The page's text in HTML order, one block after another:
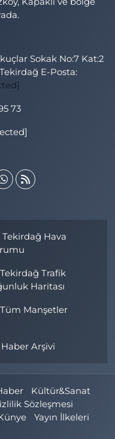
Sokak No:7 Kat:2
E-Posta:
73
Tekirdağ Hava
Tekirdağ Trafik
Haritası
Tüm Manşetler
Haber Arşivi
Kültür&Sanat
Sözleşmesi
Yayın İlkeleri